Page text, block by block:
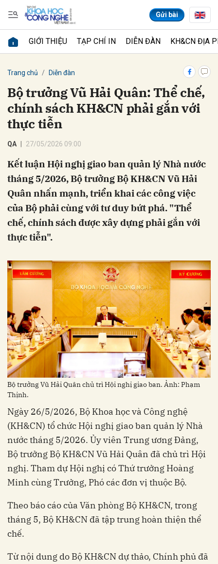
Gửi bài
GIỚI THIỆU TẠP CHÍ IN DIỄN ĐÀN KH&CN ĐỊA
Trang chủ Diễn đàn
Bộ trưởng Vũ Hải Quân: Thể chế,
chính sách KH&CN phải gắn với
thực tiễn
QA 27/05/2026 09:00
Kết luận Hội nghị giao ban quản lý Nhà nước
tháng 5/2026, Bộ trưởng Bộ KH&CN Vũ Hải
Quân nhấn mạnh, triển khai các công việc
của Bộ phải cùng với tư duy bứt phá. "Thể
chế, chính sách được xây dựng phải gắn với
thực tiễn".
Bộ trưởng Vũ Hải Quân chủ trì Hội nghị giao ban. Ảnh: Phạm
Thịnh.
Ngày 26/5/2026, Bộ Khoa học và Công nghệ
(KH&CN) tổ chức Hội nghị giao ban quản lý Nhà
nước tháng 5/2026. Ủy viên Trung ương Đảng,
Bộ trưởng Bộ KH&CN Vũ Hải Quân đã chủ trì Hội
nghị. Tham dự Hội nghị có Thứ trưởng Hoàng
Minh cùng Trưởng, Phó các đơn vị thuộc Bộ.
Theo báo cáo của Văn phòng Bộ KH&CN, trong
tháng 5, Bộ KH&CN đã tập trung hoàn thiện thể
chế.
Từ nội dung do Bộ KH&CN dự thảo, Chính phủ đã
Gửi bình luận
Hủy Gửi